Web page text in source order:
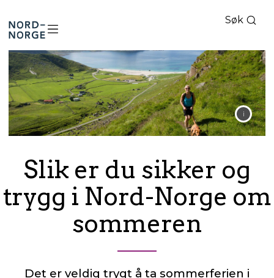
Nord-
Norge
Søk
Slik er du sikker og
trygg i Nord-Norge om
sommeren
Det er veldig trygt å ta sommerferien i